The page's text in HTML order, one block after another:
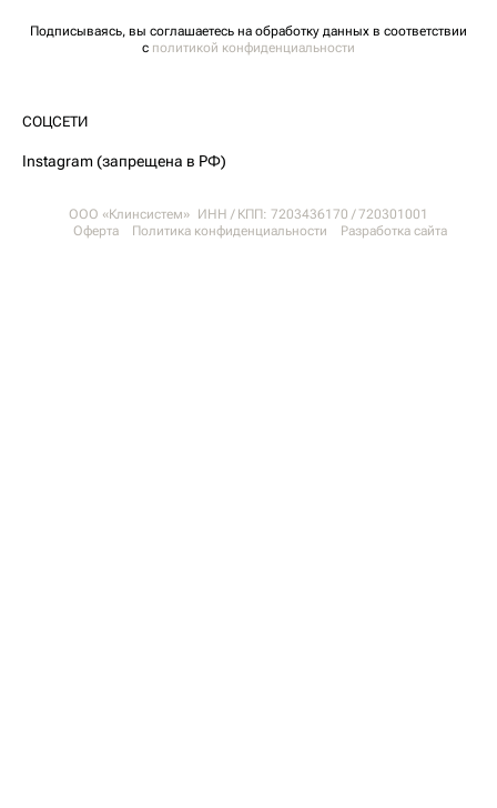
Подписываясь, вы соглашаетесь на обработку данных в соответствии
с политикой конфиденциальности
СОЦСЕТИ
Instagram (запрещена в РФ)
Оферта Политика конфиденциальности Разработка сайта
ООО «Клинсистем» ИНН / КПП: 7203436170 / 720301001